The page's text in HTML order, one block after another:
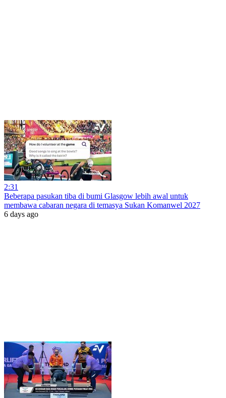
2:31
Beberapa pasukan tiba di bumi Glasgow lebih awal untuk
membawa cabaran negara di temasya Sukan Komanwel 2027
6 days ago